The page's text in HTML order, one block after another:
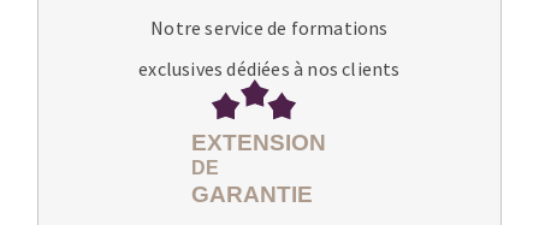
Notre service de formations
exclusives dédiées à nos clients